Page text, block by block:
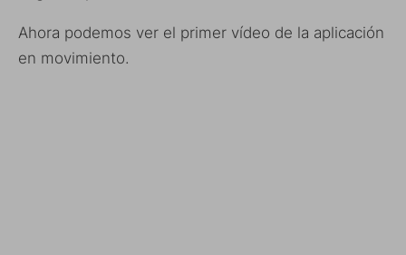
Ahora podemos ver el primer vídeo de la aplicación
en movimiento.